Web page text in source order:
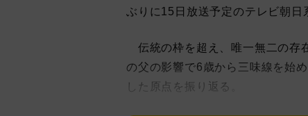
ぶりに15日放送予定のテレビ朝日
伝統の枠を超え、唯一無二の存
の父の影響で6歳から三味線を始
した原点を振り返る。